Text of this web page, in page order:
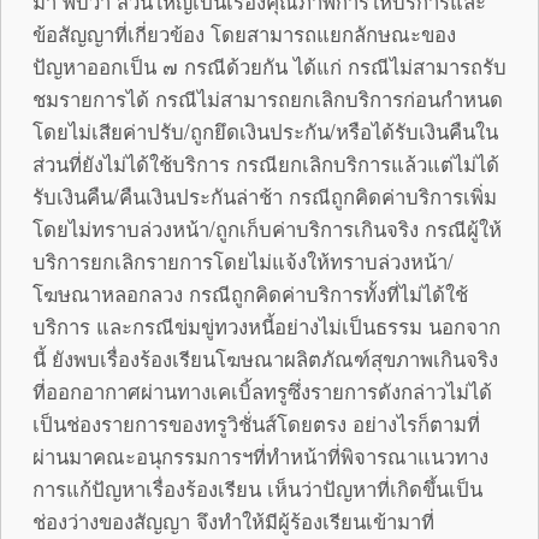
ข้อสัญญาที่เกี่ยวข้อง โดยสามารถแยกลักษณะของ
ปัญหาออกเป็น ๗ กรณีด้วยกัน ได้แก่ กรณีไม่สามารถรับ
ชมรายการได้ กรณีไม่สามารถยกเลิกบริการก่อนกำหนด
โดยไม่เสียค่าปรับ/ถูกยึดเงินประกัน/หรือได้รับเงินคืนใน
ส่วนที่ยังไม่ได้ใช้บริการ กรณียกเลิกบริการแล้วแต่ไม่ได้
รับเงินคืน/คืนเงินประกันล่าช้า กรณีถูกคิดค่าบริการเพิ่ม
โดยไม่ทราบล่วงหน้า/ถูกเก็บค่าบริการเกินจริง กรณีผู้ให้
บริการยกเลิกรายการโดยไม่แจ้งให้ทราบล่วงหน้า/
โฆษณาหลอกลวง กรณีถูกคิดค่าบริการทั้งที่ไม่ได้ใช้
บริการ และกรณีข่มขู่ทวงหนี้อย่างไม่เป็นธรรม นอกจาก
นี้ ยังพบเรื่องร้องเรียนโฆษณาผลิตภัณฑ์สุขภาพเกินจริง
ที่ออกอากาศผ่านทางเคเบิ้ลทรูซึ่งรายการดังกล่าวไม่ได้
เป็นช่องรายการของทรูวิชั่นส์โดยตรง อย่างไรก็ตามที่
ผ่านมาคณะอนุกรรมการฯที่ทำหน้าที่พิจารณาแนวทาง
การแก้ปัญหาเรื่องร้องเรียน เห็นว่าปัญหาที่เกิดขึ้นเป็น
ช่องว่างของสัญญา จึงทำให้มีผู้ร้องเรียนเข้ามาที่